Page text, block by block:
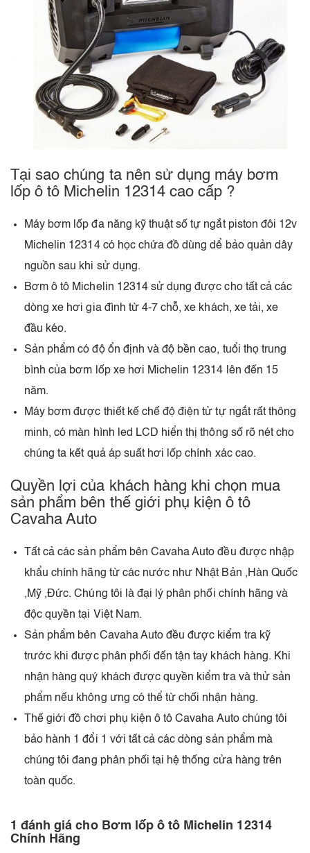
Tại sao chúng ta nên sử dụng máy bơm
lốp ô tô Michelin 12314 cao cấp ?
Máy bơm lốp đa năng kỹ thuật số tự ngắt piston đôi 12v
Michelin 12314 có học chứa đồ dùng dể bảo quản dây
nguồn sau khi sử dụng.
Bơm ô tô Michelin 12314 sử dụng được cho tất cả các
dòng xe hơi gia đình từ 4-7 chỗ, xe khách, xe tải, xe
đầu kéo.
Sản phẩm có độ ổn định và độ bền cao, tuổi thọ trung
bình của bơm lốp xe hơi Michelin 12314 lên đến 15
năm.
Máy bơm được thiết kế chế độ điện tử tự ngắt rất thông
minh, có màn hình led LCD hiển thị thông số rõ nét cho
chúng ta kết quả áp suất hơi lốp chính xác cao.
Quyền lợi của khách hàng khi chọn mua
sản phẩm bên thế giới phụ kiện ô tô
Cavaha Auto
Tất cả các sản phẩm bên Cavaha Auto đều được nhập
khẩu chính hãng từ các nước như Nhật Bản ,Hàn Quốc
,Mỹ ,Đức. Chúng tôi là đại lý phân phối chính hãng và
độc quyền tại Việt Nam.
Sản phẩm bên Cavaha Auto đều được kiểm tra kỹ
trước khi được phân phối đến tận tay khách hàng. Khi
nhận hàng quý khách được quyền kiểm tra và thử sản
phẩm nếu không ưng có thể từ chối nhận hàng.
Thế giới đồ chơi phụ kiện ô tô Cavaha Auto chúng tôi
bảo hành 1 đổi 1 với tất cả các dòng sản phẩm mà
chúng tôi đang phân phối tại hệ thống cửa hàng trên
toàn quốc.
1 đánh giá cho Bơm lốp ô tô Michelin 12314
Chính Hãng